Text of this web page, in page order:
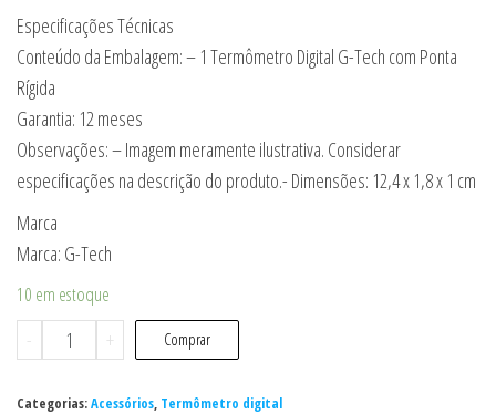
Especificações Técnicas
Conteúdo da Embalagem: – 1 Termômetro Digital G-Tech com Ponta
Rígida
Garantia: 12 meses
Observações: – Imagem meramente ilustrativa. Considerar
especificações na descrição do produto.- Dimensões: 12,4 x 1,8 x 1 cm
Marca
Marca: G-Tech
10 em estoque
-
TERMÔMETRO
DIGITAL
G-
+ Comprar
Categorias:Acessórios, Termômetro digital